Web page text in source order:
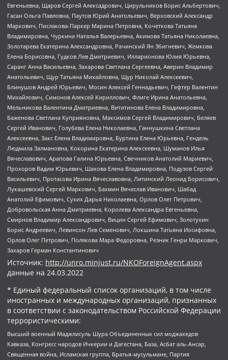
Евгеньевна, Щаров Сергей Алексадрович, Цирульников Борис Альбертович,
Гасан Ольга Павловна, Паутов Юрий Анатольевич, Верховский Александр
Маркович, Пислакова-Паркер Марина Петровна, Кочеткова Татьяна
Владимировна, Чуркина Наталья Валерьевна, Акимова Татьяна Николаевна,
Золотарева Екатерина Александровна, Рачинский Ян Збигневич, Жемкова
Елена Борисовна, Гудков Лев Дмитриевич, Илларионова Юлия Юрьевна,
Саранг Анна Васильевна, Захарова Светлана Сергеевна, Аверин Владимир
Анатольевич, Щур Татьяна Михайловна, Щур Николай Алексеевич,
Блинушов Андрей Юрьевич, Мосин Алексей Геннадьевич, Гефтер Валентин
Михайлович, Симонов Алексей Кириллович, Флиге Ирина Анатольевна,
Мельникова Валентина Дмитриевна, Вититинова Елена Владимировна,
Баженова Светлана Куприяновна, Максимов Сергей Владимирович, Беляев
Сергей Иванович, Голубева Елена Николаевна, Ганнушкина Светлана
Алексеевна, Закс Елена Владимировна, Буртина Елена Юрьевна, Гендель
Людмила Залмановна, Кокорина Екатерина Алексеевна, Шуманов Илья
Вячеславович, Арапова Галина Юрьевна, Свечников Анатолий Мариевич,
Прохоров Вадим Юрьевич, Шахова Елена Владимировна, Подузов Сергей
Васильевич, Протасова Ирина Вячеславовна, Литинский Леонид Борисович,
Лукашевский Сергей Маркович, Бахмин Вячеслав Иванович, Шабад
Анатолий Ефимович, Сухих Дарья Николаевна, Орлов Олег Петрович,
Добровольская Анна Дмитриевна, Королева Александра Евгеньевна,
Смирнов Владимир Александрович, Вицин Сергей Ефимович, Золотухин
Борис Андреевич, Левинсон Лев Семенович, Локшина Татьяна Иосифовна,
Орлов Олег Петрович, Полякова Мара Федоровна, Резник Генри Маркович,
Захаров Герман Константинович
Источник: http://unro.minjust.ru/NKOForeignAgent.aspx
данные на 24.03.2022
* Единый федеральный список организаций, в том числе
иностранных и международных организаций, признанных
в соответствии с законодательством Российской Федерации
террористическими:
Высший военный Маджлисуль Шура Объединенных сил моджахедов
Кавказа, Конгресс народов Ичкерии и Дагестана, База, Асбат аль-Ансар,
Священная война, Исламская группа, Братья-мусульмане, Партия